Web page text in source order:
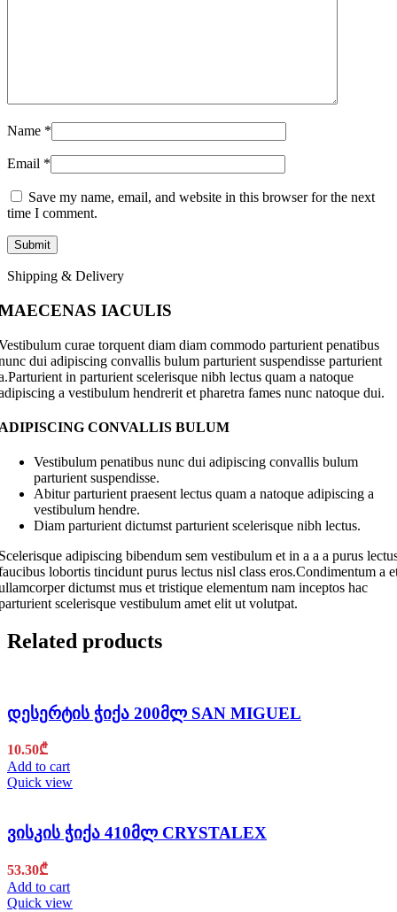
Name *
Email *
Save my name, email, and website in this browser for the next
time I comment.
Shipping & Delivery
IACULIS
curae torquent diam diam commodo parturient penatibus
dui adipiscing convallis bulum parturient suspendisse parturient
in parturient scelerisque nibh lectus quam a natoque
a vestibulum hendrerit et pharetra fames nunc natoque dui.
CONVALLIS BULUM
Vestibulum penatibus nunc dui adipiscing convallis bulum
parturient suspendisse.
Abitur parturient praesent lectus quam a natoque adipiscing a
vestibulum hendre.
Diam parturient dictumst parturient scelerisque nibh lectus.
adipiscing bibendum sem vestibulum et in a a a purus
lobortis tincidunt purus lectus nisl class eros.Condimentum a
dictumst mus et tristique elementum nam inceptos hac
scelerisque vestibulum amet elit ut volutpat.
Related products
დესერტის ჭიქა 200მლ SAN MIGUEL
10.50₾
Add to cart
Quick view
ვისკის ჭიქა 410მლ CRYSTALEX
53.30₾
Add to cart
Quick view